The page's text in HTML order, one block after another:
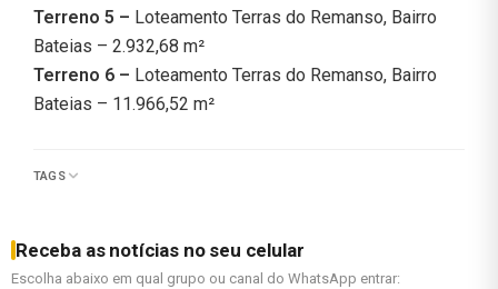
Terreno 5 – Loteamento Terras do Remanso, Bairro
Bateias – 2.932,68 m²
Terreno 6 – Loteamento Terras do Remanso, Bairro
Bateias – 11.966,52 m²
TAGS
Receba as notícias no seu celular
Escolha abaixo em qual grupo ou canal do WhatsApp entrar: